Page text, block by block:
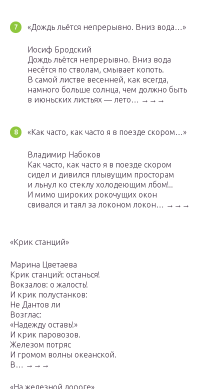
«Дождь льётся непрерывно. Вниз вода…»
Иосиф Бродский
Дождь льётся непрерывно. Вниз вода
несётся по стволам, смывает копоть.
В самой листве весенней, как всегда,
намного больше солнца, чем должно быть
в июньских листьях — лето… →→→
«Как часто, как часто я в поезде скором…»
Владимир Набоков
Как часто, как часто я в поезде скором
сидел и дивился плывущим просторам
и льнул ко стеклу холодеющим лбом!..
И мимо широких рокочущих окон
свивался и таял за локоном локон… →→→
«Крик станций»
Марина Цветаева
Крик станций: останься!
Вокзалов: о жалость!
И крик полустанков:
Не Дантов ли
Возглас:
«Надежду оставь!»
И крик паровозов.
Железом потряс
И громом волны океанской.
В… →→→
«На железной дороге»